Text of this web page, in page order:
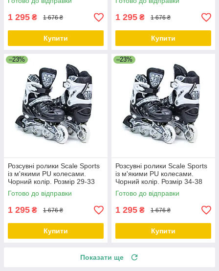
1 295 ₴ 1 676 ₴
Купити
1 295 ₴ 1 676 ₴
Купити
–23%
Розсувні ролики Scale Sports
із м'якими PU колесами.
Чорний колір. Розмір 29-33
Готово до відправки
1 295 ₴ 1 676 ₴
Купити
–23%
Розсувні ролики Scale Sports
із м'якими PU колесами.
Чорний колір. Розмір 34-38
Готово до відправки
1 295 ₴ 1 676 ₴
Купити
Показати ще